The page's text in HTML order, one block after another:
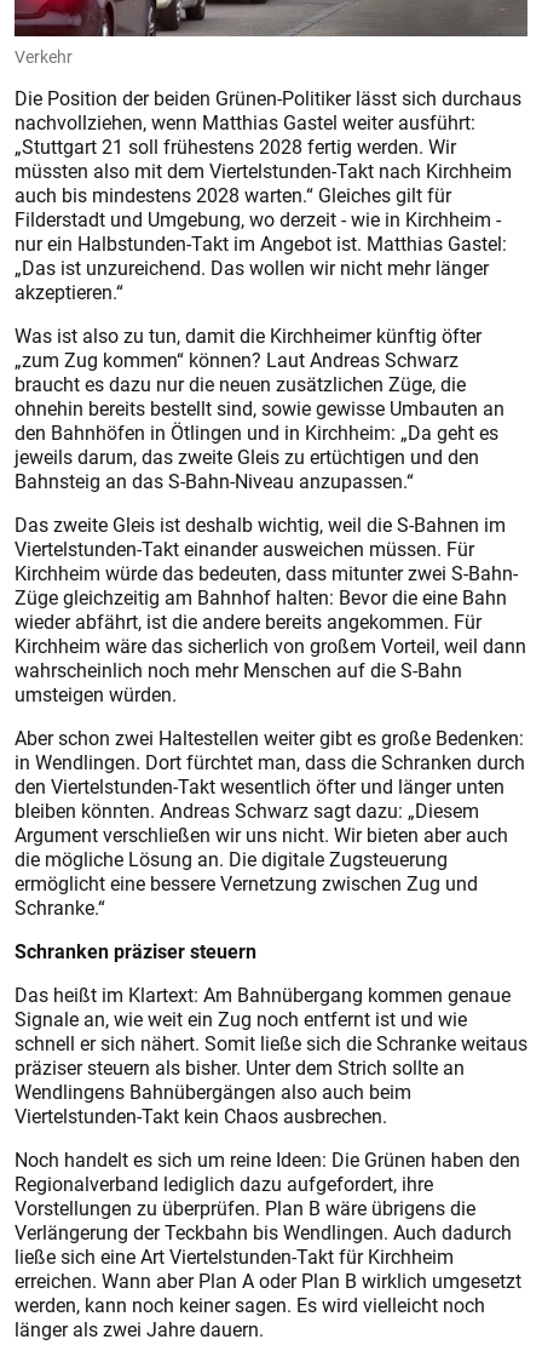
Verkehr
Die Position der beiden Grünen-Politiker lässt sich durchaus
nachvollziehen, wenn Matthias Gastel weiter ausführt:
„Stuttgart 21 soll frühestens 2028 fertig werden. Wir
müssten also mit dem Viertelstunden-Takt nach Kirchheim
auch bis mindestens 2028 warten.“ Gleiches gilt für
Filderstadt und Umgebung, wo derzeit - wie in Kirchheim -
nur ein Halbstunden-Takt im Angebot ist. Matthias Gastel:
„Das ist unzureichend. Das wollen wir nicht mehr länger
akzeptieren.“
Was ist also zu tun, damit die Kirchheimer künftig öfter
„zum Zug kommen“ können? Laut Andreas Schwarz
braucht es dazu nur die neuen zusätzlichen Züge, die
ohnehin bereits bestellt sind, sowie gewisse Umbauten an
den Bahnhöfen in Ötlingen und in Kirchheim: „Da geht es
jeweils darum, das zweite Gleis zu ertüchtigen und den
Bahnsteig an das S-Bahn-Niveau anzupassen.“
Das zweite Gleis ist deshalb wichtig, weil die S-Bahnen im
Viertelstunden-Takt einander ausweichen müssen. Für
Kirchheim würde das bedeuten, dass mitunter zwei S-Bahn-
Züge gleichzeitig am Bahnhof halten: Bevor die eine Bahn
wieder abfährt, ist die andere bereits angekommen. Für
Kirchheim wäre das sicherlich von großem Vorteil, weil dann
wahrscheinlich noch mehr Menschen auf die S-Bahn
umsteigen würden.
Aber schon zwei Haltestellen weiter gibt es große Bedenken:
in Wendlingen. Dort fürchtet man, dass die Schranken durch
den Viertelstunden-Takt wesentlich öfter und länger unten
bleiben könnten. Andreas Schwarz sagt dazu: „Diesem
Argument verschließen wir uns nicht. Wir bieten aber auch
die mögliche Lösung an. Die digitale Zugsteuerung
ermöglicht eine bessere Vernetzung zwischen Zug und
Schranke.“
Schranken präziser steuern
Das heißt im Klartext: Am Bahnübergang kommen genaue
Signale an, wie weit ein Zug noch entfernt ist und wie
schnell er sich nähert. Somit ließe sich die Schranke weitaus
präziser steuern als bisher. Unter dem Strich sollte an
Wendlingens Bahnübergängen also auch beim
Viertelstunden-Takt kein Chaos ausbrechen.
Noch handelt es sich um reine Ideen: Die Grünen haben den
Regionalverband lediglich dazu aufgefordert, ihre
Vorstellungen zu überprüfen. Plan B wäre übrigens die
Verlängerung der Teckbahn bis Wendlingen. Auch dadurch
ließe sich eine Art Viertelstunden-Takt für Kirchheim
erreichen. Wann aber Plan A oder Plan B wirklich umgesetzt
werden, kann noch keiner sagen. Es wird vielleicht noch
länger als zwei Jahre dauern.